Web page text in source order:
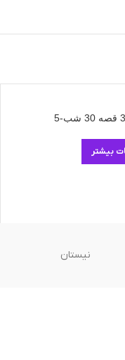
بیشتر
نیستان